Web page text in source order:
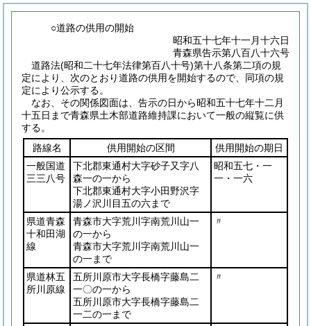
○道路の供用の開始
昭和五十七年十一月十六日
青森県告示第八百八十六号
道路法(昭和二十七年法律第百八十号)第十八条第二項の規
定により、次のとおり道路の供用を開始するので、同項の規
定により公示する。
なお、その関係図面は、告示の日から昭和五十七年十二月
十五日まで青森県土木部道路維持課において一般の縦覧に供
する。
路線名
供用開始の区間
供用開始の期日
一般国道
三三八号
下北郡東通村大字砂子又字八
森一の一から
下北郡東通村大字小田野沢字
湯ノ沢川目五の六まで
昭和五七・一
一・一六
県道青森
十和田湖
線
青森市大字荒川字南荒川山一
の一から
青森市大字荒川字南荒川山一
の一まで
〃
県道林五
所川原線
五所川原市大字長橋字藤島二
一〇の一から
五所川原市大字長橋字藤島二
一二の一まで
〃